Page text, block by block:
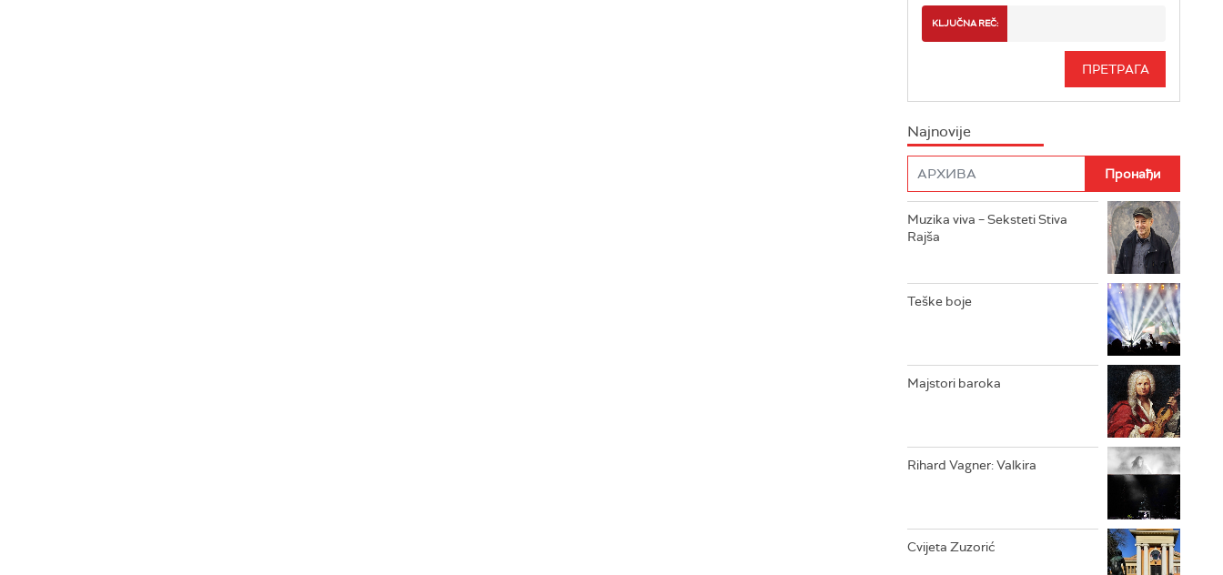
RADIO BEOGRAD 3
RADIO ROKENROLER
RADIO DŽUBOKS
RADIO VRTEŠKA
RADIO DŽEZER
INFO
KLJUČNA REČ:
Najnovije
Muzika viva – Seksteti Stiva
Rajša
Teške boje
Majstori baroka
Rihard Vagner: Valkira
Cvijeta Zuzorić